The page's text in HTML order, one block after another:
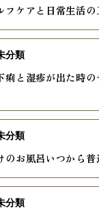
フケアと日常生活の
痢と湿疹が出た時の
分類
のお風呂いつから普
分類
分類